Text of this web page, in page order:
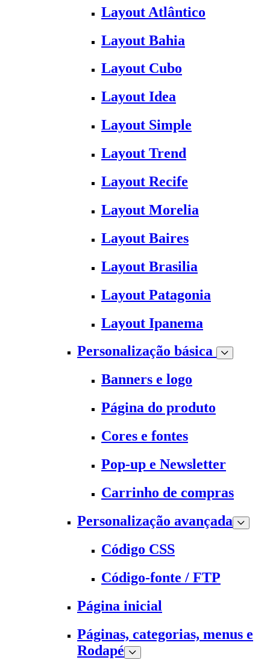
Layout Atlântico
Layout Bahia
Layout Cubo
Layout Idea
Layout Simple
Layout Trend
Layout Recife
Layout Morelia
Layout Baires
Layout Brasilia
Layout Patagonia
Layout Ipanema
Personalização básica
Banners e logo
Página do produto
Cores e fontes
Pop-up e Newsletter
Carrinho de compras
Personalização avançada
Código CSS
Código-fonte / FTP
Página inicial
Páginas, categorias, menus e
Rodapé